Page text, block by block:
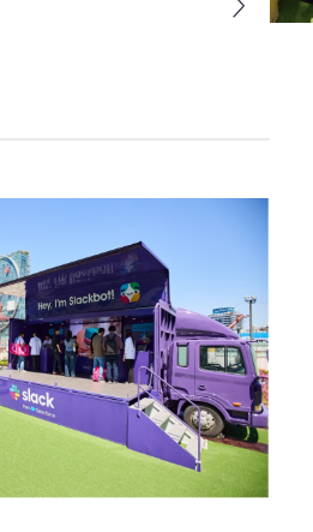
깨우는 시간,
통적인 세미나와 전시회와는 달랐습니
, Slack과 함께하는 업무·팀 문화·감정
'을 각 공간에서 보여주고 있었습니다.